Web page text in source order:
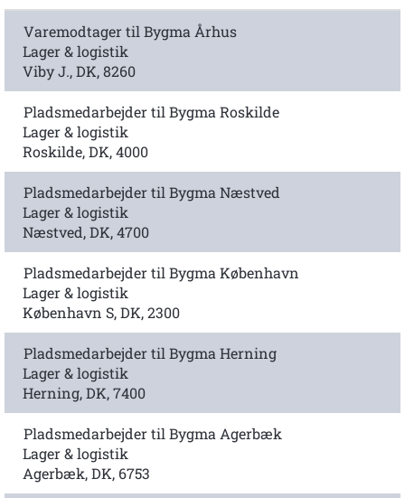
Varemodtager til Bygma Århus
Lager & logistik
Viby J., DK, 8260
Pladsmedarbejder til Bygma Roskilde
Lager & logistik
Roskilde, DK, 4000
Pladsmedarbejder til Bygma Næstved
Lager & logistik
Næstved, DK, 4700
Pladsmedarbejder til Bygma København
Lager & logistik
København S, DK, 2300
Pladsmedarbejder til Bygma Herning
Lager & logistik
Herning, DK, 7400
Pladsmedarbejder til Bygma Agerbæk
Lager & logistik
Agerbæk, DK, 6753